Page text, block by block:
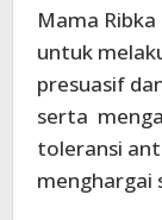
Mama
untuk
presuasif
serta
toleransi
menghargai